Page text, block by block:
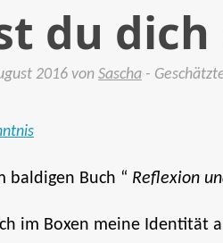
du dich
2016 von Sascha -
baldigen Buch “ Reflexion
im Boxen meine Identität